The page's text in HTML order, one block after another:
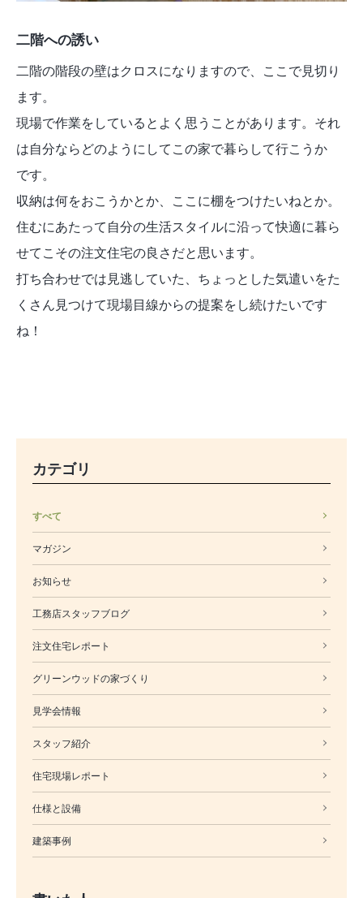
二階への誘い
二階の階段の壁はクロスになりますので、ここで見切り
ます。
現場で作業をしているとよく思うことがあります。それ
は自分ならどのようにしてこの家で暮らして行こうか
です。
収納は何をおこうかとか、ここに棚をつけたいねとか。
住むにあたって自分の生活スタイルに沿って快適に暮ら
せてこその注文住宅の良さだと思います。
打ち合わせでは見逃していた、ちょっとした気遣いをた
くさん見つけて現場目線からの提案をし続けたいです
ね！
カテゴリ
すべて
マガジン
お知らせ
工務店スタッフブログ
注文住宅レポート
グリーンウッドの家づくり
見学会情報
スタッフ紹介
住宅現場レポート
仕様と設備
建築事例